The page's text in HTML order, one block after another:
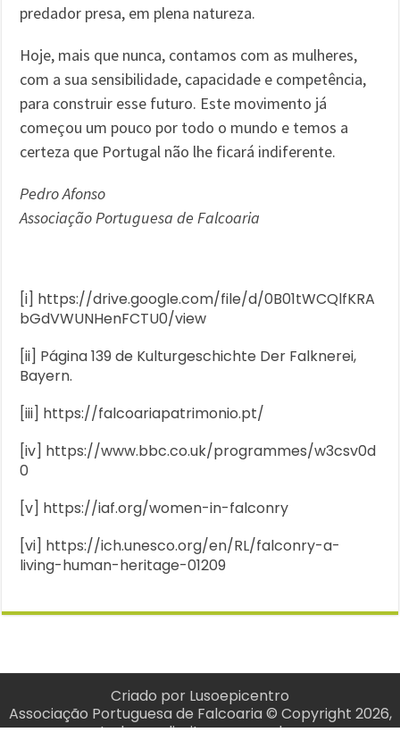
predador presa, em plena natureza.
Hoje, mais que nunca, contamos com as mulheres,
com a sua sensibilidade, capacidade e competência,
para construir esse futuro. Este movimento já
começou um pouco por todo o mundo e temos a
certeza que Portugal não lhe ficará indiferente.
Pedro Afonso
Associação Portuguesa de Falcoaria
[i] https://drive.google.com/file/d/0B01tWCQlfKRA
bGdVWUNHenFCTU0/view
[ii] Página 139 de Kulturgeschichte Der Falknerei,
Bayern.
[iii] https://falcoariapatrimonio.pt/
[iv] https://www.bbc.co.uk/programmes/w3csv0d
0
[v] https://iaf.org/women-in-falconry
[vi] https://ich.unesco.org/en/RL/falconry-a-
living-human-heritage-01209
Criado por Lusoepicentro
Associação Portuguesa de Falcoaria © Copyright 2026,